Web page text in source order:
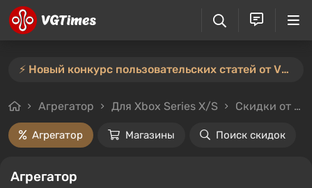
⚡️ Новый конкурс пользовательских статей от VGTimes — участвуйте тут ⚡️
Агрегатор Для Xbox Series X/S Скидки от 70%
Агрегатор Магазины Поиск скидок
Агрегатор